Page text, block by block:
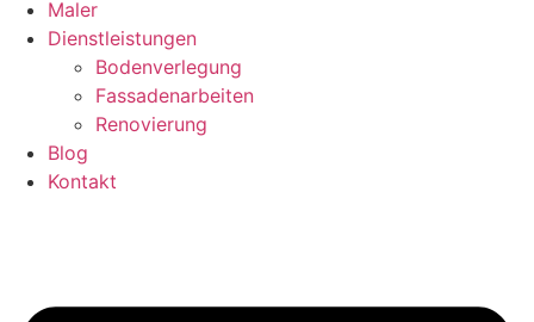
Maler
Dienstleistungen
Bodenverlegung
Fassadenarbeiten
Renovierung
Blog
Kontakt